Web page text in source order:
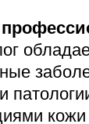
НЛМК
кожи